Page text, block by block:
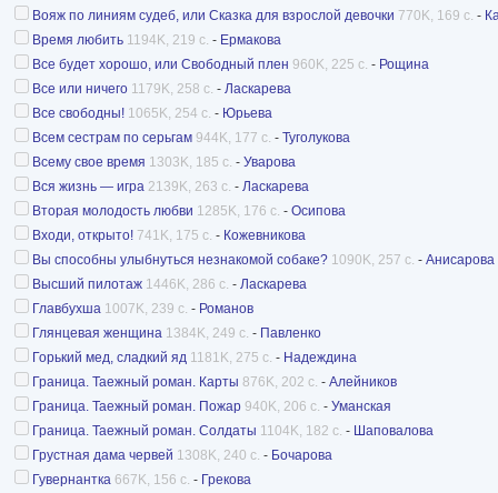
Вояж по линиям судеб, или Сказка для взрослой девочки 770K, 169 с. -
Время любить 1194K, 219 с. - Ермакова
Все будет хорошо, или Свободный плен 960K, 225 с. - Рощина
Все или ничего 1179K, 258 с. - Ласкарева
Все свободны! 1065K, 254 с. - Юрьева
Всем сестрам по серьгам 944K, 177 с. - Туголукова
Всему свое время 1303K, 185 с. - Уварова
Вся жизнь — игра 2139K, 263 с. - Ласкарева
Вторая молодость любви 1285K, 176 с. - Осипова
Входи, открыто! 741K, 175 с. - Кожевникова
Вы способны улыбнуться незнакомой собаке? 1090K, 257 с. - Анисарова
Высший пилотаж 1446K, 286 с. - Ласкарева
Главбухша 1007K, 239 с. - Романов
Глянцевая женщина 1384K, 249 с. - Павленко
Горький мед, сладкий яд 1181K, 275 с. - Надеждина
Граница. Таежный роман. Карты 876K, 202 с. - Алейников
Граница. Таежный роман. Пожар 940K, 206 с. - Уманская
Граница. Таежный роман. Солдаты 1104K, 182 с. - Шаповалова
Грустная дама червей 1308K, 240 с. - Бочарова
Гувернантка 667K, 156 с. - Грекова